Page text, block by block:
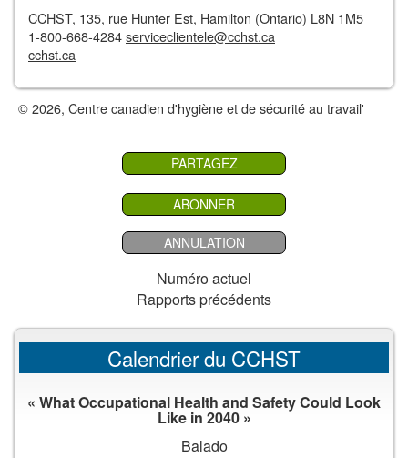
CCHST, 135, rue Hunter Est, Hamilton (Ontario) L8N 1M5
1-800-668-4284serviceclientele@cchst.ca
cchst.ca
© 2026, Centre canadien d'hygiène et de sécurité au travail'
PARTAGEZ
ABONNER
ANNULATION
Numéro actuel
Rapports précédents
Calendrier du CCHST
« What Occupational Health and Safety Could Look
Like in 2040 »
Balado